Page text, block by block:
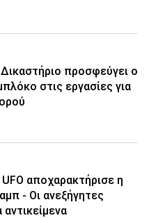
προσφεύγει ο
στις εργασίες για
αποχαρακτήρισε η
- Οι ανεξήγητες
αντικείμενα